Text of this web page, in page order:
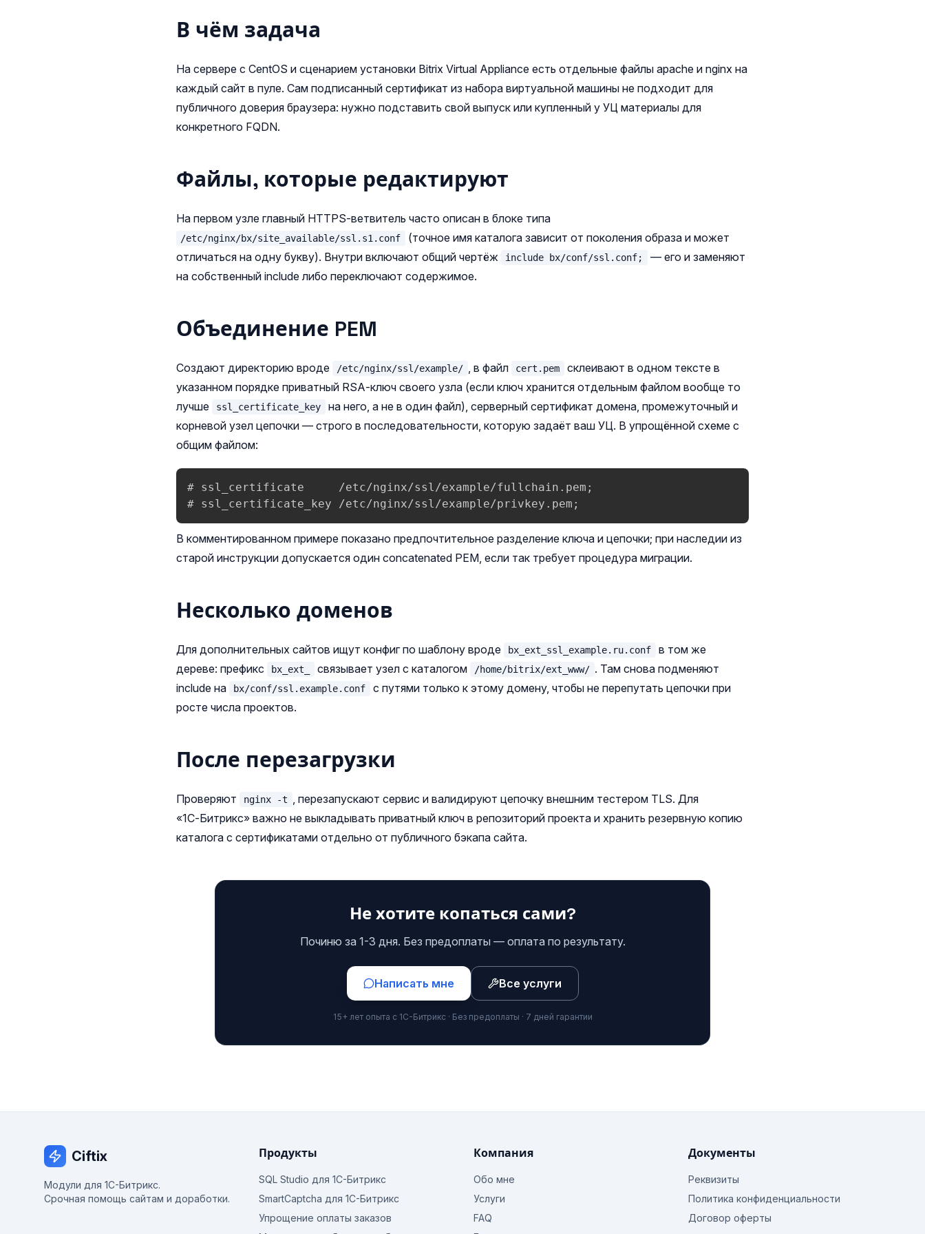
В чём задача
На сервере с CentOS и сценарием установки Bitrix Virtual Appliance есть отдельные файлы apache и nginx на
каждый сайт в пуле. Сам подписанный сертификат из набора виртуальной машины не подходит для
публичного доверия браузера: нужно подставить свой выпуск или купленный у УЦ материалы для
конкретного FQDN.
Файлы, которые редактируют
На первом узле главный HTTPS‑ветвитель часто описан в блоке типа
/etc/nginx/bx/site_available/ssl.s1.conf
(точное имя каталога зависит от поколения образа и может
отличаться на одну букву). Внутри включают общий чертёж
include bx/conf/ssl.conf;
— его и заменяют
на собственный include либо переключают содержимое.
Объединение PEM
Создают директорию вроде /etc/nginx/ssl/example/ , в файл cert.pem
склеивают в одном тексте в
указанном порядке приватный RSA‑ключ своего узла (если ключ хранится отдельным файлом вообще то
лучше
ssl_certificate_key
на него, а не в один файл), серверный сертификат домена, промежуточный и
корневой узел цепочки — строго в последовательности, которую задаёт ваш УЦ. В упрощённой схеме с
общим файлом:
# ssl_certificate     /etc/nginx/ssl/example/fullchain.pem;
# ssl_certificate_key /etc/nginx/ssl/example/privkey.pem;
В комментированном примере показано предпочтительное разделение ключа и цепочки; при наследии из
старой инструкции допускается один concatenated PEM, если так требует процедура миграции.
Несколько доменов
Для дополнительных сайтов ищут конфиг по шаблону вроде bx_ext_ssl_example.ru.conf
в том же
дереве: префикс
bx_ext_ связывает узел с каталогом /home/bitrix/ext_www/ . Там снова подменяют
include на
bx/conf/ssl.example.conf
с путями только к этому домену, чтобы не перепутать цепочки при
росте числа проектов.
После перезагрузки
Проверяют nginx -t , перезапускают сервис и валидируют цепочку внешним тестером TLS. Для
«1С‑Битрикс» важно не выкладывать приватный ключ в репозиторий проекта и хранить резервную копию
каталога с сертификатами отдельно от публичного бэкапа сайта.
Не хотите копаться сами?
Починю за 1-3 дня. Без предоплаты — оплата по результату.
Написать мне Все услуги
15+ лет опыта с 1С-Битрикс · Без предоплаты · 7 дней гарантии
Ciftix
Модули для 1С-Битрикс.
Срочная помощь сайтам и доработки.
Продукты
SQL Studio для 1С-Битрикс
SmartCaptcha для 1С-Битрикс
Упрощение оплаты заказов
Компания
Обо мне
Услуги
FAQ
Документы
Реквизиты
Политика конфиденциальности
Договор оферты